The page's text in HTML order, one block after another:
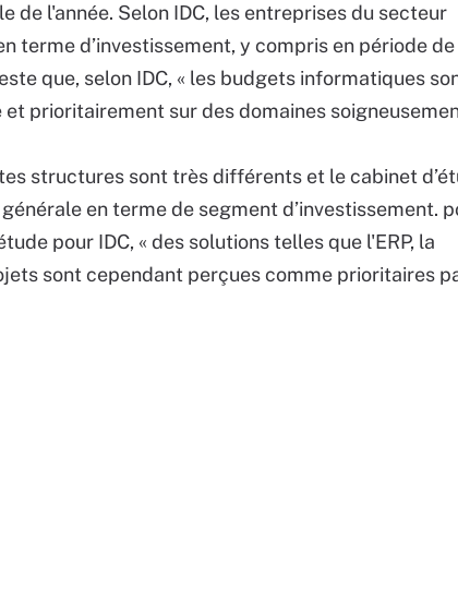
de l'année. Selon IDC, les entreprises du secteur
terme d’investissement, y compris en période de
que, selon IDC, « les budgets informatiques
prioritairement sur des domaines
structures sont très différents et le cabinet
en terme de segment d’investissement.
pour IDC, « des solutions telles que l'ERP, la
sont cependant perçues comme prioritaires